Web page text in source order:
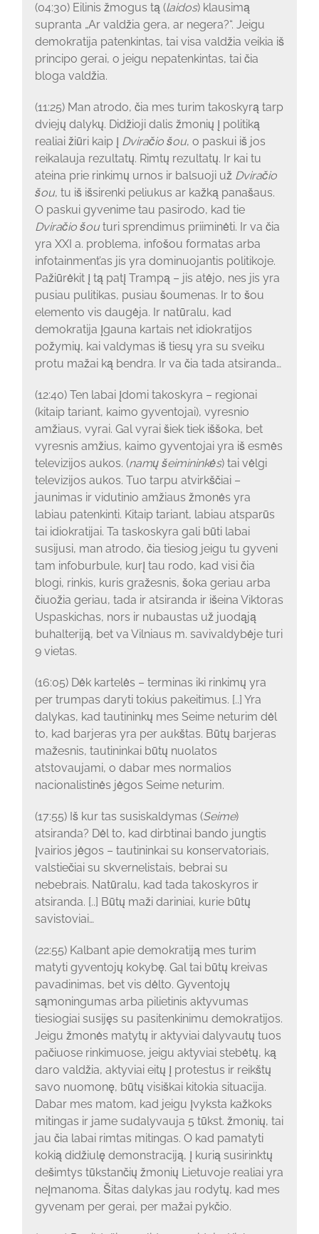
(04:30) Eilinis žmogus tą (laidos) klausimą
supranta „Ar valdžia gera, ar negera?“. Jeigu
demokratija patenkintas, tai visa valdžia veikia iš
principo gerai, o jeigu nepatenkintas, tai čia
bloga valdžia.
(11:25) Man atrodo, čia mes turim takoskyrą tarp
dviejų dalykų. Didžioji dalis žmonių į politiką
realiai žiūri kaip į Dviračio šou, o paskui iš jos
reikalauja rezultatų. Rimtų rezultatų. Ir kai tu
ateina prie rinkimų urnos ir balsuoji už Dviračio
šou, tu iš išsirenki peliukus ar kažką panašaus.
O paskui gyvenime tau pasirodo, kad tie
Dviračio šouturi sprendimus priiminėti. Ir va čia
yra XXI a. problema, infošou formatas arba
infotainment’as jis yra dominuojantis politikoje.
Pažiūrėkit į tą patį Trampą – jis atėjo, nes jis yra
pusiau pulitikas, pusiau šoumenas. Ir to šou
elemento vis daugėja. Ir natūralu, kad
demokratija įgauna kartais net idiokratijos
požymių, kai valdymas iš tiesų yra su sveiku
protu mažai ką bendra. Ir va čia tada atsiranda…
(12:40) Ten labai įdomi takoskyra – regionai
(kitaip tariant, kaimo gyventojai), vyresnio
amžiaus, vyrai. Gal vyrai šiek tiek iššoka, bet
vyresnis amžius, kaimo gyventojai yra iš esmės
televizijos aukos. (namų šeimininkės) tai vėlgi
televizijos aukos. Tuo tarpu atvirkščiai –
jaunimas ir vidutinio amžiaus žmonės yra
labiau patenkinti. Kitaip tariant, labiau atsparūs
tai idiokratijai. Ta taskoskyra gali būti labai
susijusi, man atrodo, čia tiesiog jeigu tu gyveni
tam infoburbule, kurį tau rodo, kad visi čia
blogi, rinkis, kuris gražesnis, šoka geriau arba
čiuožia geriau, tada ir atsiranda ir išeina Viktoras
Uspaskichas, nors ir nubaustas už juodąją
buhalteriją, bet va Vilniaus m. savivaldybėje turi
9 vietas.
(16:05) Dėk kartelės – terminas iki rinkimų yra
per trumpas daryti tokius pakeitimus. [..] Yra
dalykas, kad tautininkų mes Seime neturim dėl
to, kad barjeras yra per aukštas. Būtų barjeras
mažesnis, tautininkai būtų nuolatos
atstovaujami, o dabar mes normalios
nacionalistinės jėgos Seime neturim.
(17:55) Iš kur tas susiskaldymas (Seime)
atsiranda? Dėl to, kad dirbtinai bando jungtis
įvairios jėgos – tautininkai su konservatoriais,
valstiečiai su skvernelistais, bebrai su
nebebrais. Natūralu, kad tada takoskyros ir
atsiranda. [..] Būtų maži dariniai, kurie būtų
savistoviai…
(22:55) Kalbant apie demokratiją mes turim
matyti gyventojų kokybę. Gal tai būtų kreivas
pavadinimas, bet vis dėlto. Gyventojų
sąmoningumas arba pilietinis aktyvumas
tiesiogiai susijęs su pasitenkinimu demokratijos.
Jeigu žmonės matytų ir aktyviai dalyvautų tuos
pačiuose rinkimuose, jeigu aktyviai stebėtų, ką
daro valdžia, aktyviai eitų į protestus ir reikštų
savo nuomonę, būtų visiškai kitokia situacija.
Dabar mes matom, kad jeigu įvyksta kažkoks
mitingas ir jame sudalyvauja 5 tūkst. žmonių, tai
jau čia labai rimtas mitingas. O kad pamatyti
kokią didžiulę demonstraciją, į kurią susirinktų
dešimtys tūkstančių žmonių Lietuvoje realiai yra
neįmanoma. Šitas dalykas jau rodytų, kad mes
gyvenam per gerai, per mažai pykčio.